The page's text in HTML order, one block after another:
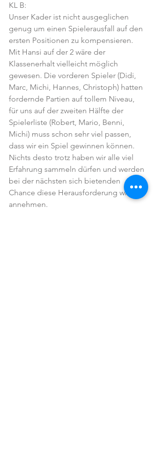
KL B:
Unser Kader ist nicht ausgeglichen
genug um einen Spielerausfall auf den
ersten Positionen zu kompensieren.
Mit Hansi auf der 2 wäre der
Klassenerhalt vielleicht möglich
gewesen. Die vorderen Spieler (Didi,
Marc, Michi, Hannes, Christoph) hatten
fordernde Partien auf tollem Niveau,
für uns auf der zweiten Hälfte der
Spielerliste (Robert, Mario, Benni,
Michi) muss schon sehr viel passen,
dass wir ein Spiel gewinnen können.
Nichts desto trotz haben wir alle viel
Erfahrung sammeln dürfen und werden
bei der nächsten sich bietenden
Chance diese Herausforderung wieder
annehmen.